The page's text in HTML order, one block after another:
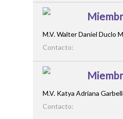
M.V. Walter Daniel Duclo
Contacto:
M.V. Katya Adriana
Contacto: